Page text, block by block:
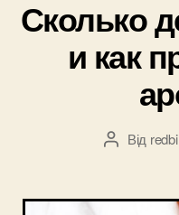
Сколько
и как
Автор
Від